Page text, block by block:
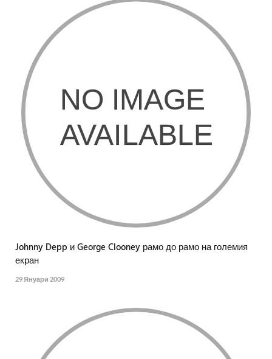
Johnny Depp и George Clooney рамо до рамо на големия
екран
29 Януари 2009